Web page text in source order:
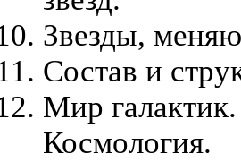
Звезды,
Состав и
Мир
Космология.